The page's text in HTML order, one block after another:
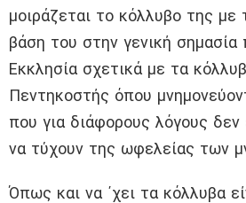
μοιράζεται το κόλλυβο της με
βάση του στην γενική σημασία
Εκκλησία σχετικά με τα
Πεντηκοστής όπου
που για διάφορους λόγους δεν
να τύχουν της ωφελείας των
Όπως και να ΄χει τα κόλλυβα